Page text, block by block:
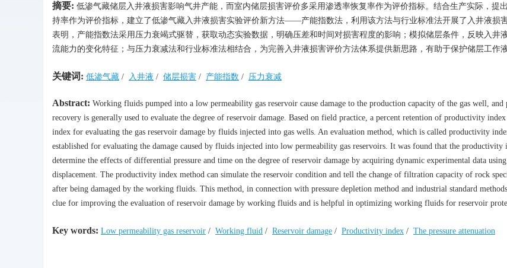
摘要: 低渗气藏储层入井液损害影响气井产能，而室内储层损害评价多采用渗透率恢复率作为评价指标。结合生产实际，提
持率作为评价指标，建立了低渗气藏入井液损害实验评价新方法——产能指数法，利用该方法与行业标准法开展了入井液损
表明，产能指数法采用压力衰竭式驱替，获取动态实验数据，明确压差和时间对损害程度的影响；模拟储层条件，反映入井
流能力的变化特征；与压力衰减法和行业标准法相结合，为完善入井液损害评价方法体系提供新思路，有助于保护储层工作
关键词: 低渗气藏 / 入井液 / 储层损害 / 产能指数 / 压力衰减
Abstract: Working fluids pumped into a low permeability gas reservoir cause damage to the production capacity of the gas well, and
recovery is generally used to evaluate the degree of reservoir damage. Based on field practice, a percent retention of productivity index
index for evaluating the gas reservoir damage by fluids injected into gas wells. An evaluation method, which is called productivity
established for evaluating the damage caused by fluids injected into low permeability gas reservoirs. It was found that the productivity
determine the effects of differential pressure and time on the degree of reservoir damage by acquiring dynamic experimental data
displacement. The productivity index method can simulate the reservoir condition and tell the change of filtration capacity of rock
after being damaged by the working fluids. This method, in connection with pressure depletion method and industrial standard
clue for improving the evaluation of reservoir damage by working fluids and is helpful in optimizing working fluids for reservoir
Key words: Low permeability gas reservoir / Working fluid / Reservoir damage / Productivity index / The pressure attenuation